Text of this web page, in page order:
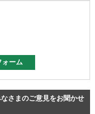
さまのご意見をお聞かせ